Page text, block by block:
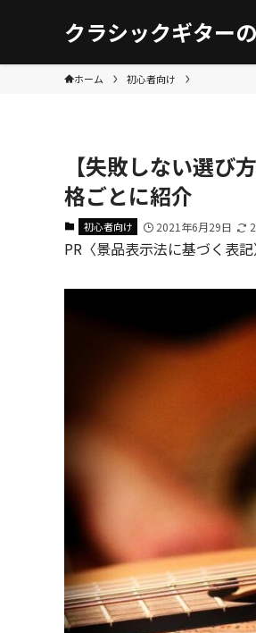
クラシックギター
ホーム 初心者向け
【失敗しない選び
格ごとに紹介
初心者向け 2021年6月29日
PR〈景品表示法に基づく表記